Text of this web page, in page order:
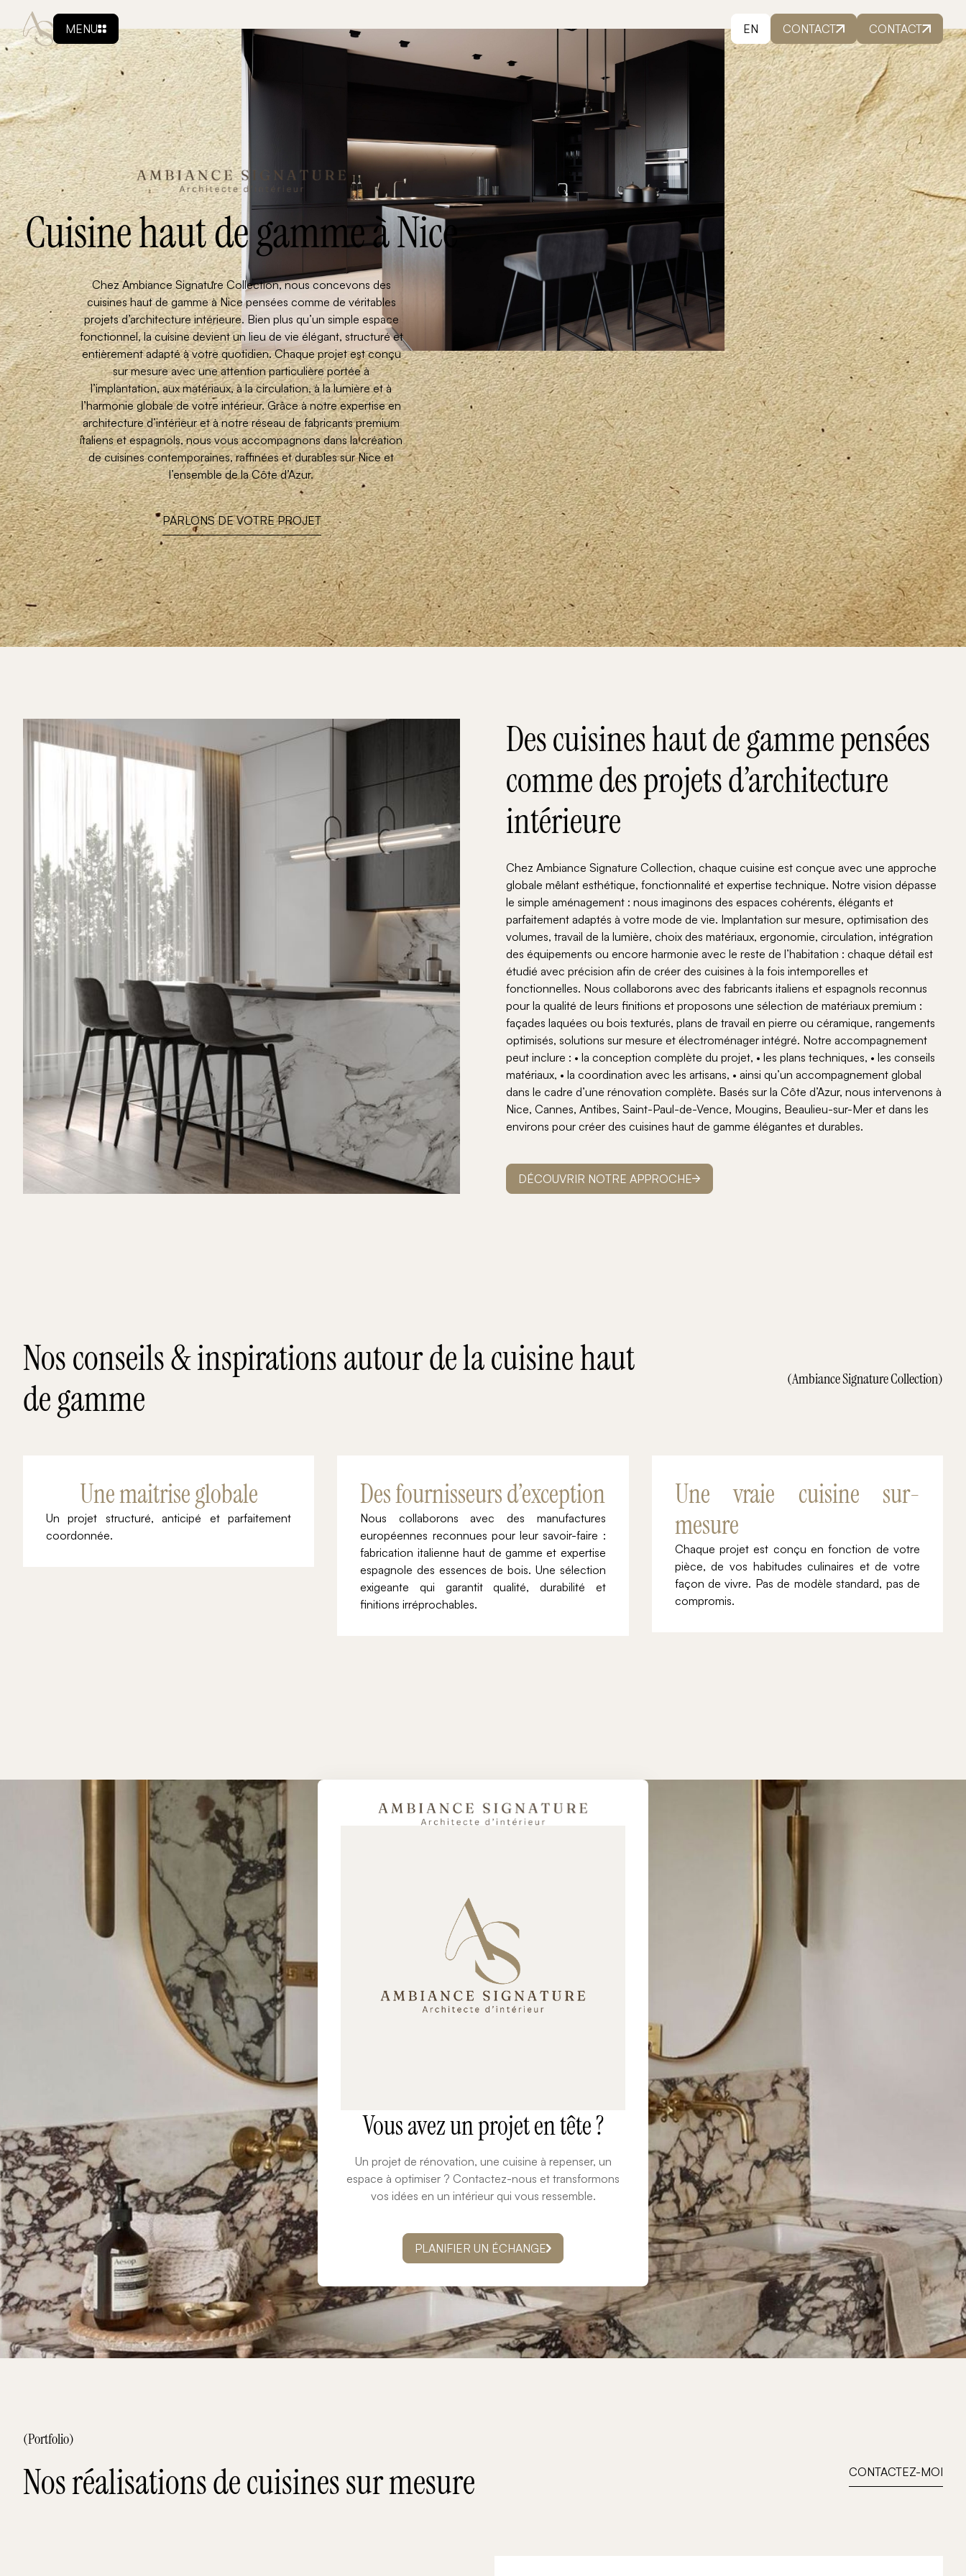
MENU EN CONTACT CONTACT
Cuisine haut de gamme à Nice
Chez Ambiance Signature Collection, nous concevons des
cuisines haut de gamme à Nice pensées comme de véritables
projets d’architecture intérieure. Bien plus qu’un simple espace
fonctionnel, la cuisine devient un lieu de vie élégant, structuré et
entièrement adapté à votre quotidien. Chaque projet est conçu
sur mesure avec une attention particulière portée à
l’implantation, aux matériaux, à la circulation, à la lumière et à
l’harmonie globale de votre intérieur. Grâce à notre expertise en
architecture d’intérieur et à notre réseau de fabricants premium
italiens et espagnols, nous vous accompagnons dans la création
de cuisines contemporaines, raffinées et durables sur Nice et
l’ensemble de la Côte d’Azur.
PARLONS DE VOTRE PROJET
Des cuisines haut de gamme pensées
comme des projets d’architecture
intérieure
Chez Ambiance Signature Collection, chaque cuisine est conçue avec une approche
globale mêlant esthétique, fonctionnalité et expertise technique. Notre vision dépasse
le simple aménagement : nous imaginons des espaces cohérents, élégants et
parfaitement adaptés à votre mode de vie. Implantation sur mesure, optimisation des
volumes, travail de la lumière, choix des matériaux, ergonomie, circulation, intégration
des équipements ou encore harmonie avec le reste de l’habitation : chaque détail est
étudié avec précision afin de créer des cuisines à la fois intemporelles et
fonctionnelles. Nous collaborons avec des fabricants italiens et espagnols reconnus
pour la qualité de leurs finitions et proposons une sélection de matériaux premium :
façades laquées ou bois texturés, plans de travail en pierre ou céramique, rangements
optimisés, solutions sur mesure et électroménager intégré. Notre accompagnement
peut inclure : • la conception complète du projet, • les plans techniques, • les conseils
matériaux, • la coordination avec les artisans, • ainsi qu’un accompagnement global
dans le cadre d’une rénovation complète. Basés sur la Côte d’Azur, nous intervenons à
Nice, Cannes, Antibes, Saint-Paul-de-Vence, Mougins, Beaulieu-sur-Mer et dans les
environs pour créer des cuisines haut de gamme élégantes et durables.
DÉCOUVRIR NOTRE APPROCHE
Nos conseils & inspirations autour de la cuisine haut
de gamme
(Ambiance Signature Collection)
Une maitrise globale
Un projet structuré, anticipé et parfaitement
coordonnée.
Des fournisseurs d’exception
Nous collaborons avec des manufactures
européennes reconnues pour leur savoir-faire :
fabrication italienne haut de gamme et expertise
espagnole des essences de bois. Une sélection
exigeante qui garantit qualité, durabilité et
finitions irréprochables.
Une vraie cuisine sur-
mesure
Chaque projet est conçu en fonction de votre
pièce, de vos habitudes culinaires et de votre
façon de vivre. Pas de modèle standard, pas de
compromis.
Vous avez un projet en tête ?
Un projet de rénovation, une cuisine à repenser, un
espace à optimiser ? Contactez-nous et transformons
vos idées en un intérieur qui vous ressemble.
PLANIFIER UN ÉCHANGE
(Portfolio)
Nos réalisations de cuisines sur mesure CONTACTEZ-MOI